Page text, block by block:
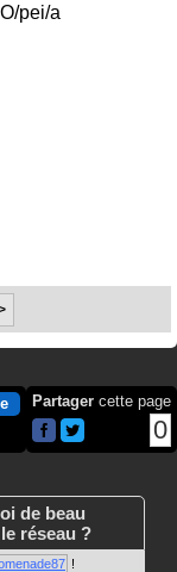
pei/a
Partager cette page
0
de beau
réseau ?
!